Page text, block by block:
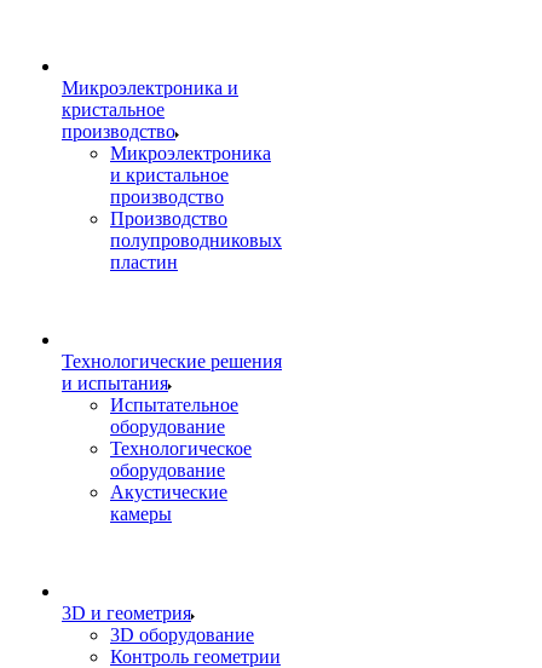
Микроэлектроника и
кристальное
производство
Микроэлектроника
и кристальное
производство
Производство
полупроводниковых
пластин
Технологические решения
и испытания
Испытательное
оборудование
Технологическое
оборудование
Акустические
камеры
3D и геометрия
3D оборудование
Контроль геометрии